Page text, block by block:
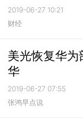
2019-06-27 10:21
财经
美光恢复华
华
2019-06-27 07:55
张鸿早点说